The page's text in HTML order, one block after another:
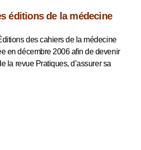
éditions de la médecine
des cahiers de la médecine
en décembre 2006 afin de devenir
la revue Pratiques, d’assurer sa